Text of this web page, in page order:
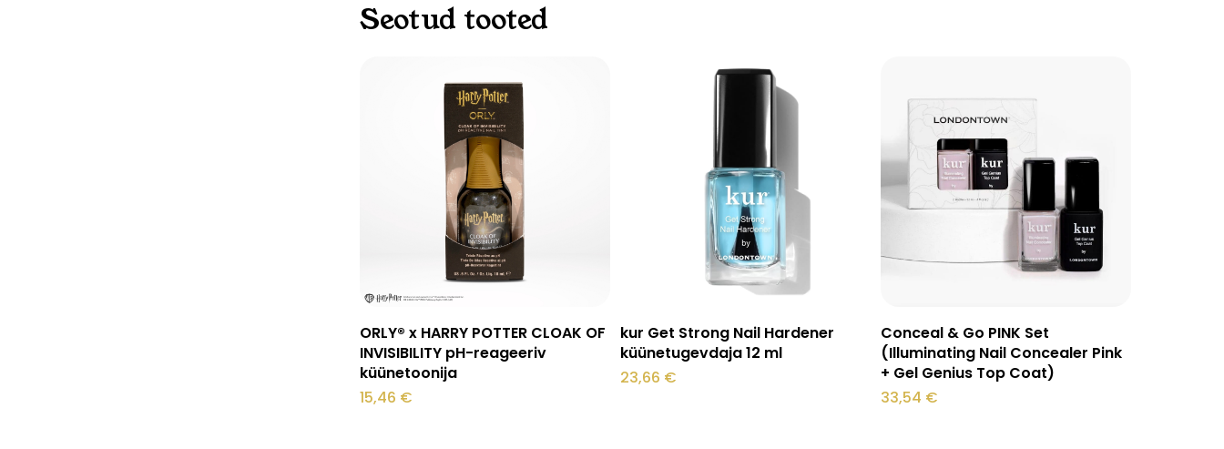
Seotud tooted
Lisa korvi
ORLY® x HARRY POTTER CLOAK OF
INVISIBILITY pH-reageeriv
küünetoonija
15,46 €
Lisa korvi
kur Get Strong Nail Hardener
küünetugevdaja 12 ml
23,66 €
Lisa korvi
Conceal & Go PINK Set
(Illuminating Nail Concealer Pink
+ Gel Genius Top Coat)
33,54 €